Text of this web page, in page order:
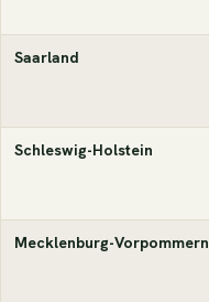
Saarland
Schleswig-Holstein
Mecklenburg-Vorpommern